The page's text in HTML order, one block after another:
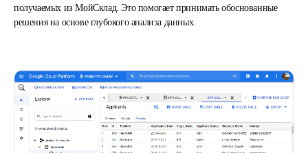
получаемых из МойСклад. Это помогает принимать обоснованные
решения на основе глубокого анализа данных.